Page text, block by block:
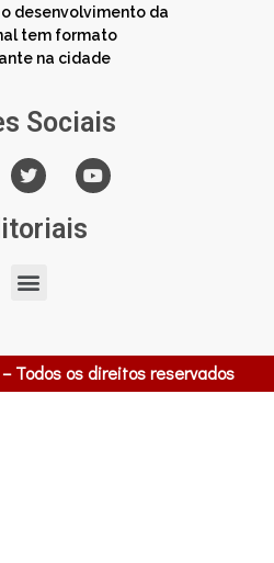
desenvolvimento da
tem formato
na cidade
Sociais
Todos os direitos reservados